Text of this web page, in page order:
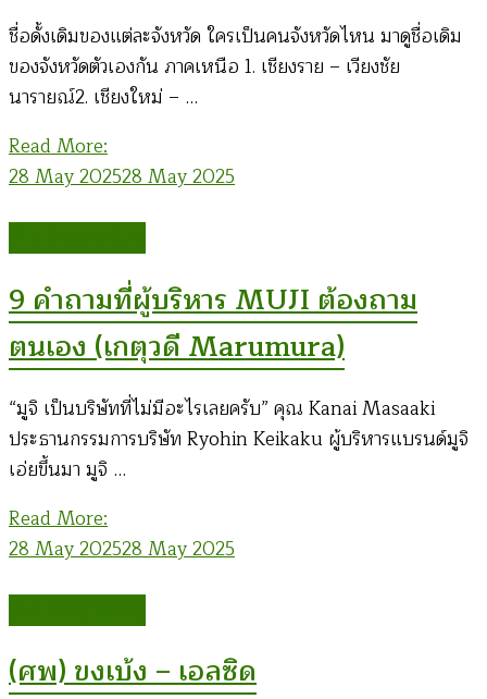
ชื่อดั้งเดิมของแต่ละจังหวัด ใครเป็นคนจังหวัดไหน มาดูชื่อเดิม
ของจังหวัดตัวเองกัน ภาคเหนือ 1. เชียงราย – เวียงชัย
นารายณ์2. เชียงใหม่ – …
Read More:
28 May 202528 May 2025
9 คำถามที่ผู้บริหาร MUJI ต้องถาม
ตนเอง (เกตุวดี Marumura)
“มูจิ เป็นบริษัทที่ไม่มีอะไรเลยครับ” คุณ Kanai Masaaki
ประธานกรรมการบริษัท Ryohin Keikaku ผู้บริหารแบรนด์มูจิ
เอ่ยขึ้นมา มูจิ …
Read More:
28 May 202528 May 2025
(ศพ) ขงเบ้ง – เอลซิด